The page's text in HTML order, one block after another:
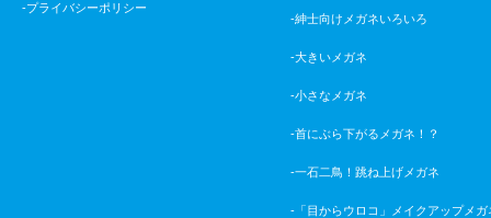
-プライバシーポリシー
-紳士向けメガネいろいろ
-大きいメガネ
-小さなメガネ
-首にぶら下がるメガネ！？
-一石二鳥！跳ね上げメガネ
-「目からウロコ」メイクアップメガ